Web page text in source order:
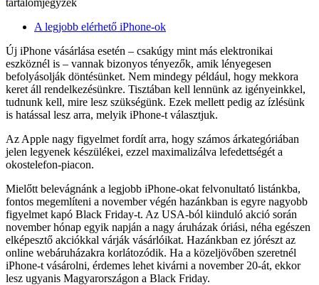
A legjobb elérhető iPhone-ok
Új iPhone vásárlása esetén – csakúgy mint más elektronikai
eszköznél is – vannak bizonyos tényezők, amik lényegesen
befolyásolják döntésünket. Nem mindegy például, hogy mekkora
keret áll rendelkezésünkre. Tisztában kell lennünk az igényeinkkel,
tudnunk kell, mire lesz szükségünk. Ezek mellett pedig az ízlésünk
is hatással lesz arra, melyik iPhone-t választjuk.
Az Apple nagy figyelmet fordít arra, hogy számos árkategóriában
jelen legyenek készülékei, ezzel maximalizálva lefedettségét a
okostelefon-piacon.
Mielőtt belevágnánk a legjobb iPhone-okat felvonultató listánkba,
fontos megemlíteni a november végén hazánkban is egyre nagyobb
figyelmet kapó Black Friday-t. Az USA-ból kiinduló akció során
november hónap egyik napján a nagy áruházak óriási, néha egészen
elképesztő akciókkal várják vásárlóikat. Hazánkban ez jórészt az
online webáruházakra korlátozódik. Ha a közeljövőben szeretnél
iPhone-t vásárolni, érdemes lehet kivárni a november 20-át, ekkor
lesz ugyanis Magyarországon a Black Friday.